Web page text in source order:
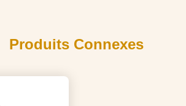
Produits Connexes